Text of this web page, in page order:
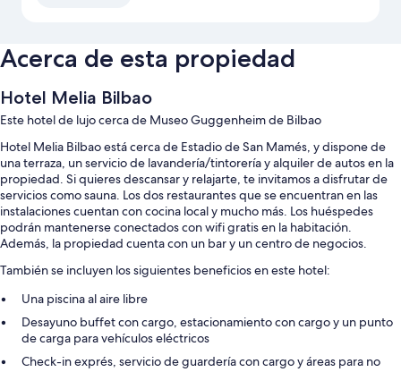
Acerca de esta propiedad
Hotel Melia Bilbao
Este hotel de lujo cerca de Museo Guggenheim de Bilbao
Hotel Melia Bilbao está cerca de Estadio de San Mamés, y dispone de
una terraza, un servicio de lavandería/tintorería y alquiler de autos en la
propiedad. Si quieres descansar y relajarte, te invitamos a disfrutar de
servicios como sauna. Los dos restaurantes que se encuentran en las
instalaciones cuentan con cocina local y mucho más. Los huéspedes
podrán mantenerse conectados con wifi gratis en la habitación.
Además, la propiedad cuenta con un bar y un centro de negocios.
También se incluyen los siguientes beneficios en este hotel:
Una piscina al aire libre
Desayuno buffet con cargo, estacionamiento con cargo y un punto
de carga para vehículos eléctricos
Check-in exprés, servicio de guardería con cargo y áreas para no